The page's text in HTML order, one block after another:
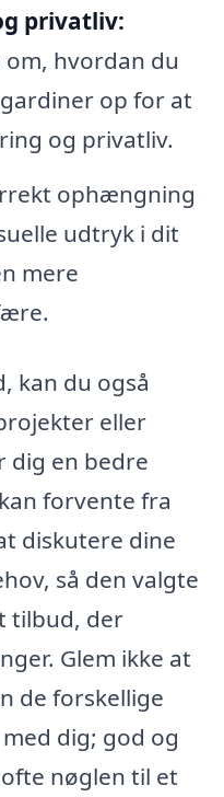
privatliv:
om, hvordan du
op for at
og privatliv.
ophængning
udtryk i dit
mere
kan du også
eller
dig en bedre
forvente fra
diskutere dine
så den valgte
tilbud, der
Glem ikke at
de forskellige
dig; god og
nøglen til et